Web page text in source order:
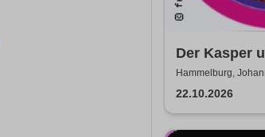
Der Kasper
Freunde
frabe-
Hammelburg,
22.10.2026